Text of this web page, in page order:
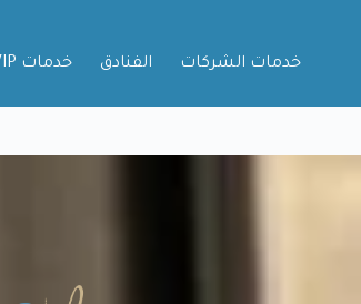
خدمات الشركات الفنادق خدمات VIP